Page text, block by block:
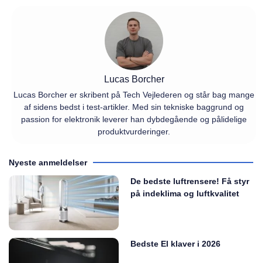
Lucas Borcher
Lucas Borcher er skribent på Tech Vejlederen og står bag mange
af sidens bedst i test-artikler. Med sin tekniske baggrund og
passion for elektronik leverer han dybdegående og pålidelige
produktvurderinger.
Nyeste anmeldelser
De bedste luftrensere! Få styr
på indeklima og luftkvalitet
Bedste El klaver i 2026